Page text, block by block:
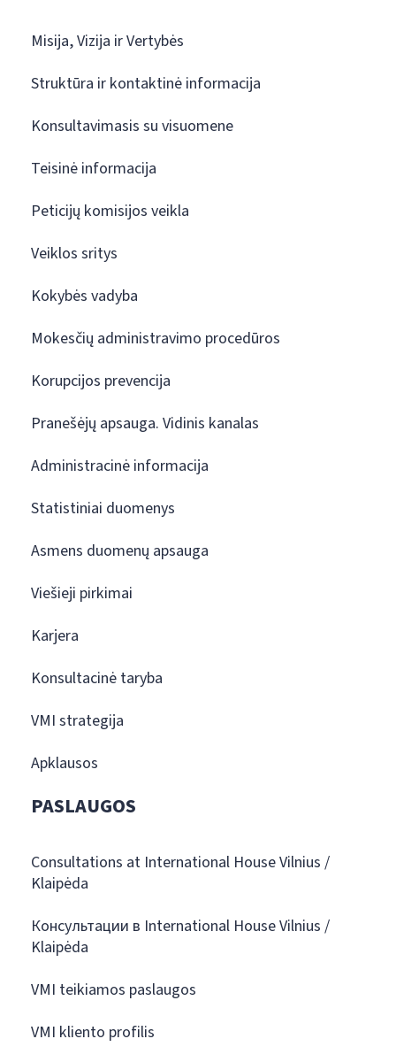
Misija, Vizija ir Vertybės
Struktūra ir kontaktinė informacija
Konsultavimasis su visuomene
Teisinė informacija
Peticijų komisijos veikla
Veiklos sritys
Kokybės vadyba
Mokesčių administravimo procedūros
Korupcijos prevencija
Pranešėjų apsauga. Vidinis kanalas
Administracinė informacija
Statistiniai duomenys
Asmens duomenų apsauga
Viešieji pirkimai
Karjera
Konsultacinė taryba
VMI strategija
Apklausos
PASLAUGOS
Consultations at International House Vilnius /
Klaipėda
Консультации в International House Vilnius /
Klaipėda
VMI teikiamos paslaugos
VMI kliento profilis